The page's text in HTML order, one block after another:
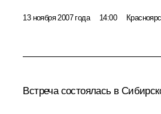
13 ноября 2007 года 14:00
Встреча состоялась в